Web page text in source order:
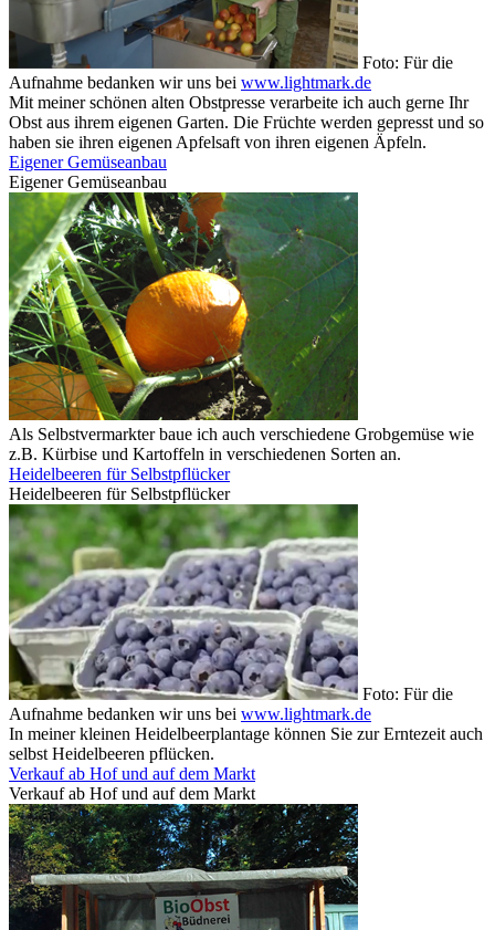
Foto: Für die
Aufnahme bedanken wir uns bei www.lightmark.de
Mit meiner schönen alten Obstpresse verarbeite ich auch gerne Ihr
Obst aus ihrem eigenen Garten. Die Früchte werden gepresst und so
haben sie ihren eigenen Apfelsaft von ihren eigenen Äpfeln.
Eigener Gemüseanbau
Eigener Gemüseanbau
Als Selbstvermarkter baue ich auch verschiedene Grobgemüse wie
z.B. Kürbise und Kartoffeln in verschiedenen Sorten an.
Heidelbeeren für Selbstpflücker
Heidelbeeren für Selbstpflücker
Foto: Für die
Aufnahme bedanken wir uns bei www.lightmark.de
In meiner kleinen Heidelbeerplantage können Sie zur Erntezeit auch
selbst Heidelbeeren pflücken.
Verkauf ab Hof und auf dem Markt
Verkauf ab Hof und auf dem Markt